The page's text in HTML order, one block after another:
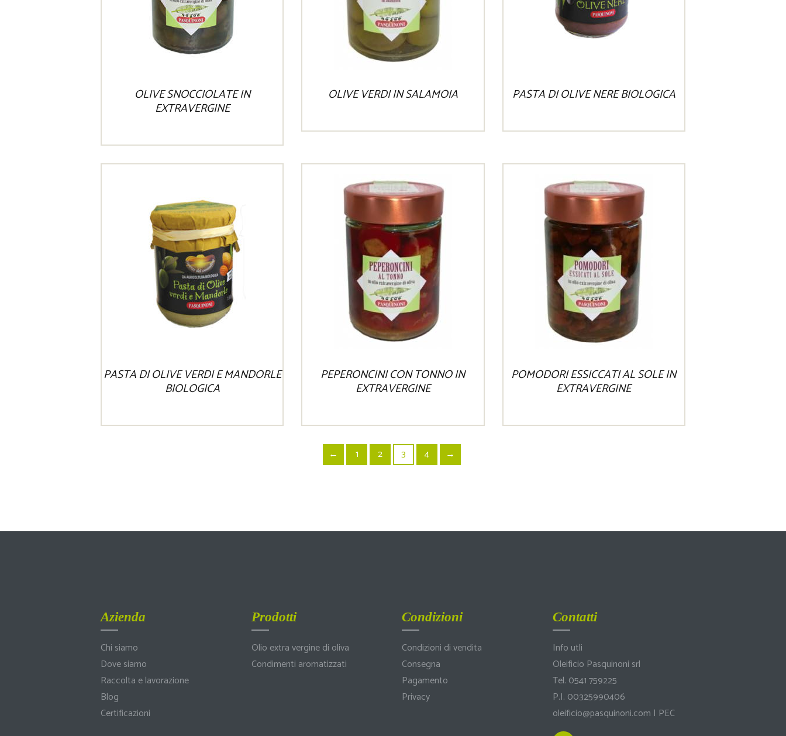
OLIVE SNOCCIOLATE IN
EXTRAVERGINE
OLIVE VERDI IN SALAMOIA PASTA DI OLIVE NERE BIOLOGICA
PASTA DI OLIVE VERDI E MANDORLE
BIOLOGICA
PEPERONCINI CON TONNO IN
EXTRAVERGINE
POMODORI ESSICCATI AL SOLE IN
EXTRAVERGINE
← 1 2 3 4 →
Azienda
Chi siamo
Dove siamo
Raccolta e lavorazione
Blog
Certificazioni
Prodotti
Olio extra vergine di oliva
Condimenti aromatizzati
Condizioni
Condizioni di vendita
Consegna
Pagamento
Privacy
Contatti
Info utli
Oleificio Pasquinoni srl
Tel. 0541 759225
P.I. 00325990406
oleificio@pasquinoni.com | PEC